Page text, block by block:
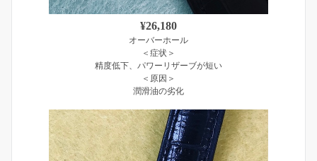
¥26,180
オーバーホール
＜症状＞
精度低下、パワーリザーブが短い
＜原因＞
潤滑油の劣化